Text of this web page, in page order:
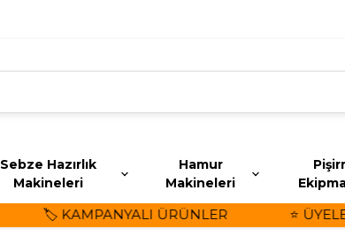
Sebze Hazırlık
Makineleri
Hamur
Makineleri
🏷️ KAMPANYALI ÜRÜNLER ⭐ ÜYELERE